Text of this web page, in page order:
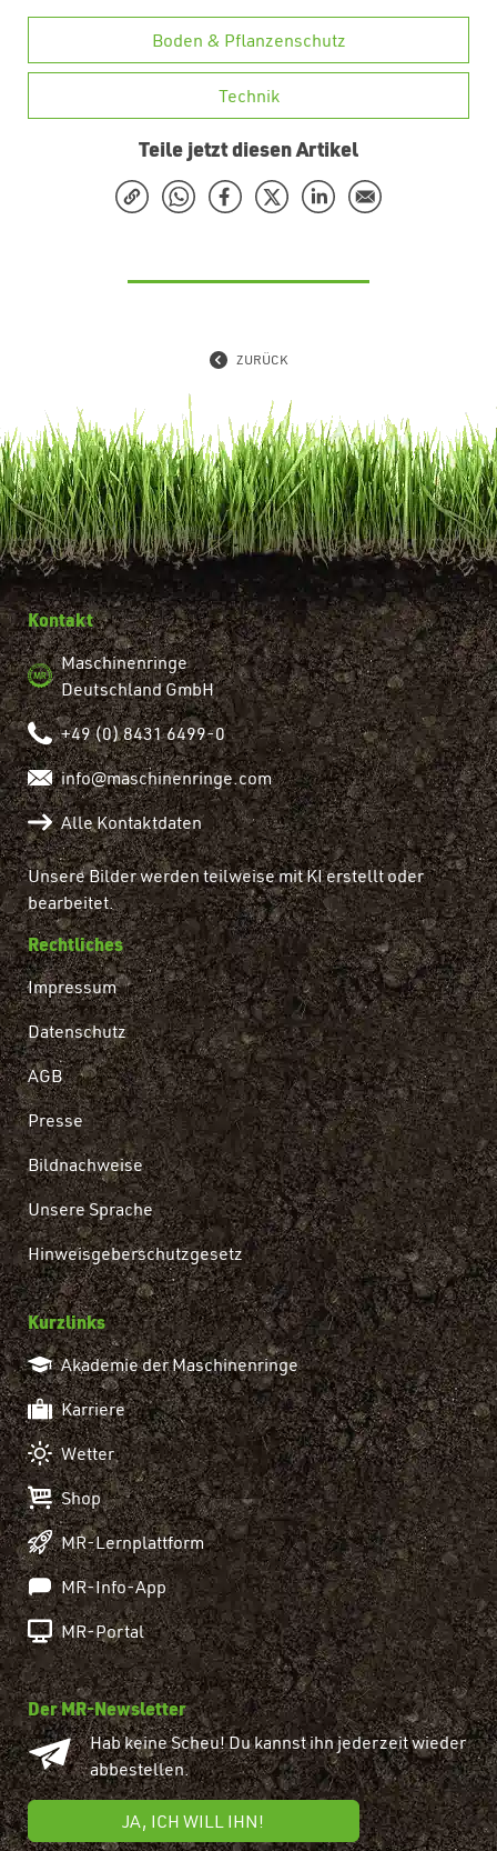
Boden & Pflanzenschutz
Technik
Teile jetzt diesen Artikel
ZURÜCK
Kontakt
Maschinenringe
Deutschland GmbH
+49 (0) 8431 6499-0
info@maschinenringe.com
Alle Kontaktdaten
Unsere Bilder werden teilweise mit KI erstellt oder
bearbeitet.
Rechtliches
Impressum
Datenschutz
AGB
Presse
Bildnachweise
Unsere Sprache
Hinweisgeberschutzgesetz
Kurzlinks
Akademie der Maschinenringe
Karriere
Wetter
Shop
MR-Lernplattform
MR-Info-App
MR-Portal
Der MR-Newsletter
Hab keine Scheu! Du kannst ihn jederzeit wieder
abbestellen.
JA, ICH WILL IHN!